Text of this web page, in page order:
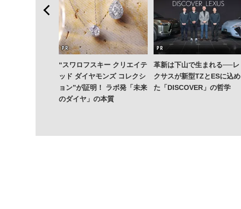
“スワロフスキー クリエイテ
ッド ダイヤモンズ コレクシ
ョン”が証明！ ラボ発「未来
のダイヤ」の本質
革新は下山で生まれる──レ
クサスが新型TZとESに込め
た「DISCOVER」の哲学